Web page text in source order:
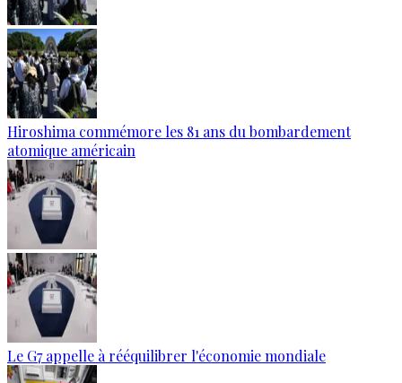
Hiroshima commémore les 81 ans du bombardement
atomique américain
Le G7 appelle à rééquilibrer l'économie mondiale